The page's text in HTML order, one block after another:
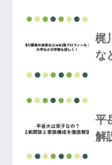
梶
な
平
解